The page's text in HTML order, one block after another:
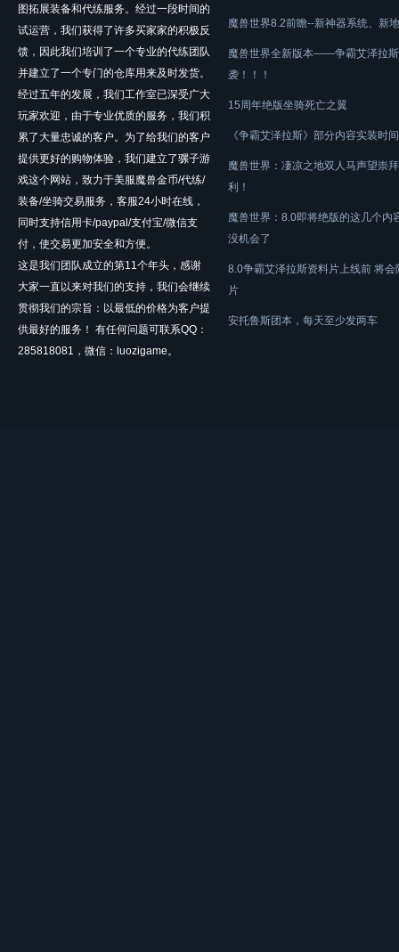
图拓展装备和代练服务。经过一段时间的
试运营，我们获得了许多买家家的积极反
馈，因此我们培训了一个专业的代练团队
并建立了一个专门的仓库用来及时发货。
经过五年的发展，我们工作室已深受广大
玩家欢迎，由于专业优质的服务，我们积
累了大量忠诚的客户。为了给我们的客户
提供更好的购物体验，我们建立了骡子游
戏这个网站，致力于美服魔兽金币/代练/
装备/坐骑交易服务，客服24小时在线，
同时支持信用卡/paypal/支付宝/微信支
付，使交易更加安全和方便。
这是我们团队成立的第11个年头，感谢
大家一直以来对我们的支持，我们会继续
贯彻我们的宗旨：以最低的价格为客户提
供最好的服务！ 有任何问题可联系QQ：
285818081，微信：luozigame。
魔兽世界8.2前瞻--新神器系统、新
魔兽世界全新版本——争霸艾泽拉
袭！！！
15周年绝版坐骑死亡之翼
《争霸艾泽拉斯》部分内容实装时
魔兽世界：凄凉之地双人马声望崇
利！
魔兽世界：8.0即将绝版的这几个内
没机会了
8.0争霸艾泽拉斯资料片上线前 将会
片
安托鲁斯团本，每天至少发两车